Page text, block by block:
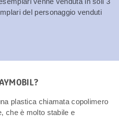
del personaggio venduti
plastica chiamata copolimero
che è molto stabile e